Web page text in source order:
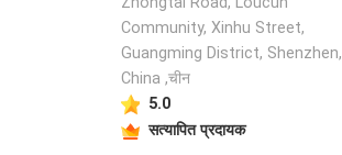
Community, Xinhu Street,
Guangming District, Shenzhen,
China ,चीन
5.0
सत्यापित प्रदायक